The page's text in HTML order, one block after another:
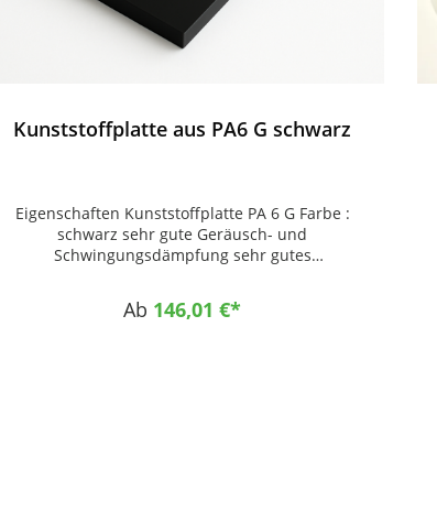
Kunststoffplatte aus PA6 G schwarz
Eigenschaften Kunststoffplatte PA 6 G Farbe :
schwarz sehr gute Geräusch- und
Schwingungsdämpfung sehr gutes
mechanische Festigkeit bei höher Zähigkeit
Einsatzgebiete Maschinenbau als. Gleitteile,Ab 146,01 €*